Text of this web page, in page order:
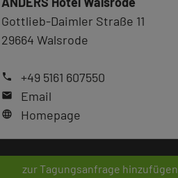
Gottlieb-Daimler Straße 11
29664 Walsrode
phone +49 5161 607550
mail Email
language Homepage
zur Tagungsanfrage hinzufügen